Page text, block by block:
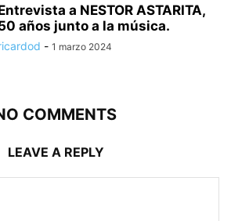
a NESTOR ASTARITA,
años junto a la música.
- 1 marzo 2024
COMMENTS
LEAVE A REPLY